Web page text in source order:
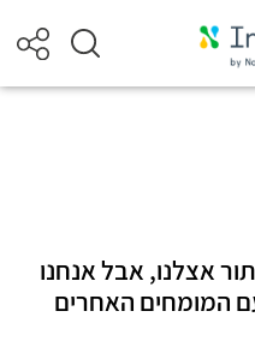
אצלנו, אבל אנחנו
המומחים האחרים